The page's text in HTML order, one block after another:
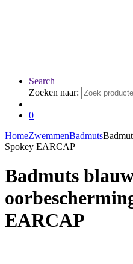
Search
Zoeken naar:
0
HomeZwemmenBadmuts
Spokey EARCAP
Badmuts
EARCAP